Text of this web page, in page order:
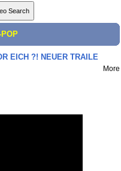
POP
EICH ?! NEUER TRAILE
More